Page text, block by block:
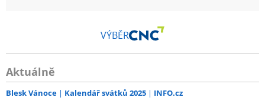
VÝBĚR
Aktuálně
Blesk Vánoce Kalendář svátků 2025 INFO.cz